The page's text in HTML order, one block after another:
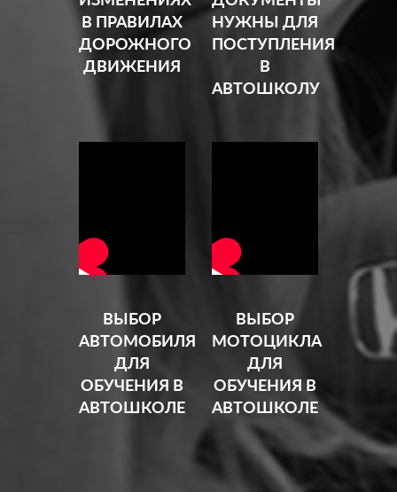
В ПРАВИЛАХ
ДОРОЖНОГО
ДВИЖЕНИЯ
НУЖНЫ ДЛЯ
ПОСТУПЛЕНИЯ
В
АВТОШКОЛУ
ВЫБОР
АВТОМОБИЛЯ
ДЛЯ
ОБУЧЕНИЯ В
АВТОШКОЛЕ
ВЫБОР
МОТОЦИКЛА
ДЛЯ
ОБУЧЕНИЯ В
АВТОШКОЛЕ